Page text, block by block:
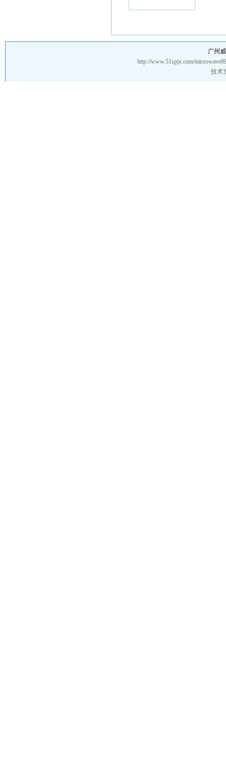
广州
http://www.51spjx.com/
技术